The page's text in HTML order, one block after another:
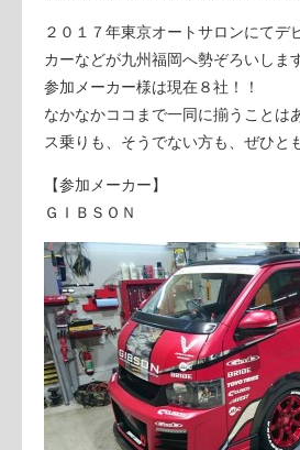
２０１７年東京オートサロンにてデ
カーなどが九州福岡へ勢ぞろいしま
参加メーカー様は現在８社！！
なかなかココまで一同に揃うことは
ス乗りも、そうでない方も、ぜひと
【参加メーカー】
ＧＩＢＳＯＮ